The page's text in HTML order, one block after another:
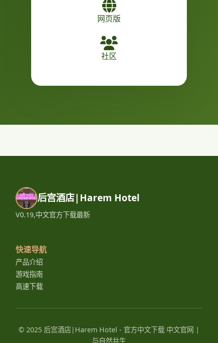
网页版
社区
后宫酒店|Harem Hotel
V0.19,中文官方下载最新
快速导航
产品介绍
游戏指南
高速下载
© 2025 后宫酒店|Harem Hotel - 官方中文下载 中文官网 |
与自然共生